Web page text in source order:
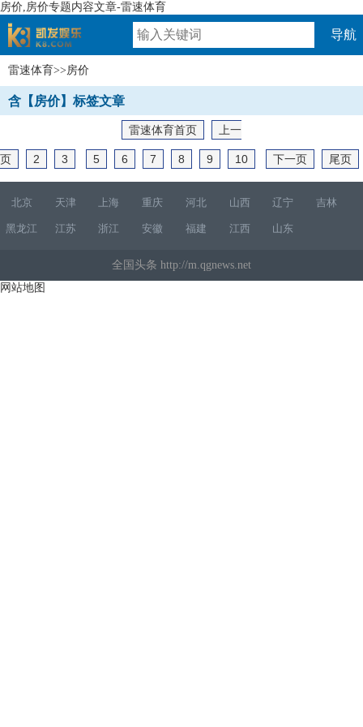
房价,房价专题内容文章-雷速体育
速体育
导航
雷速体育>>房价
含【房价】标签文章
雷速体育首页 上一
页 2 3 5 6 7 8 9 10 下一页 尾页
北京 天津 上海 重庆 河北 山西 辽宁 吉林
黑龙江 江苏 浙江 安徽 福建 江西 山东
全国头条 http://m.qgnews.net
网站地图